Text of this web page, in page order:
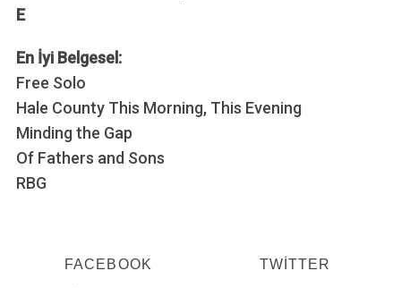
E
En İyi Belgesel:
Free Solo
Hale County This Morning, This Evening
Minding the Gap
Of Fathers and Sons
RBG
FACEBOOK TWITTER